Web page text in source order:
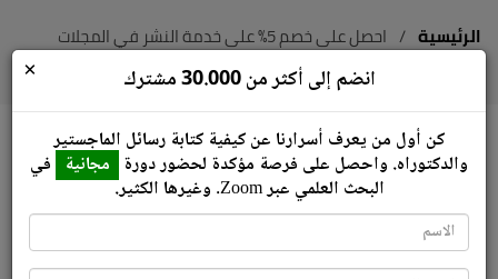
هل هذا غش؟
معلومات عن المختصين
لا تكن ضحية المواقع المخادعة
انضم للعمل معنا
الرئيسية / احصل على خصم 5% على خدمة النشر في المجلات
السعودية ومجلات ISI وSCOPS
احصل على خصم 5% على خدمة النشر
في المجلات السعودية ومجلات ISI
وSCOPS
انضم إلى أكثر من 30.000 مشترك ×
كن أول من يعرف أسرارنا عن كيفية كتابة رسائل ‏الماجستير
والدكتوراه.‏ واحصل على فرصة مؤكدة لحضور دورة مجانية في
البحث العلمي عبر ‏Zoom‏.‏ وغيرها الكثير.